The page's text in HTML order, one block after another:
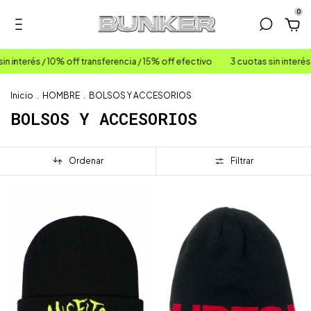
0
interés / 10% off transferencia / 15% off efectivo 3 cuotas sin
Inicio . HOMBRE . BOLSOS Y ACCESORIOS
BOLSOS Y ACCESORIOS
Ordenar Filtrar